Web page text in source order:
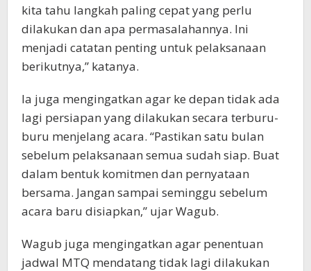
kita tahu langkah paling cepat yang perlu
dilakukan dan apa permasalahannya. Ini
menjadi catatan penting untuk pelaksanaan
berikutnya,” katanya.
Ia juga mengingatkan agar ke depan tidak ada
lagi persiapan yang dilakukan secara terburu-
buru menjelang acara. “Pastikan satu bulan
sebelum pelaksanaan semua sudah siap. Buat
dalam bentuk komitmen dan pernyataan
bersama. Jangan sampai seminggu sebelum
acara baru disiapkan,” ujar Wagub.
Wagub juga mengingatkan agar penentuan
jadwal MTQ mendatang tidak lagi dilakukan